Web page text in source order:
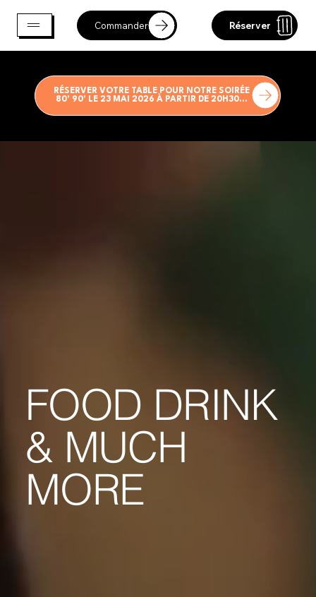
Commander Réserver
RÉSERVER VOTRE TABLE POUR NOTRE SOIRÉE
80' 90' LE 23 MAI 2026 À PARTIR DE 20H30...
FOOD DRINK
& MUCH
MORE